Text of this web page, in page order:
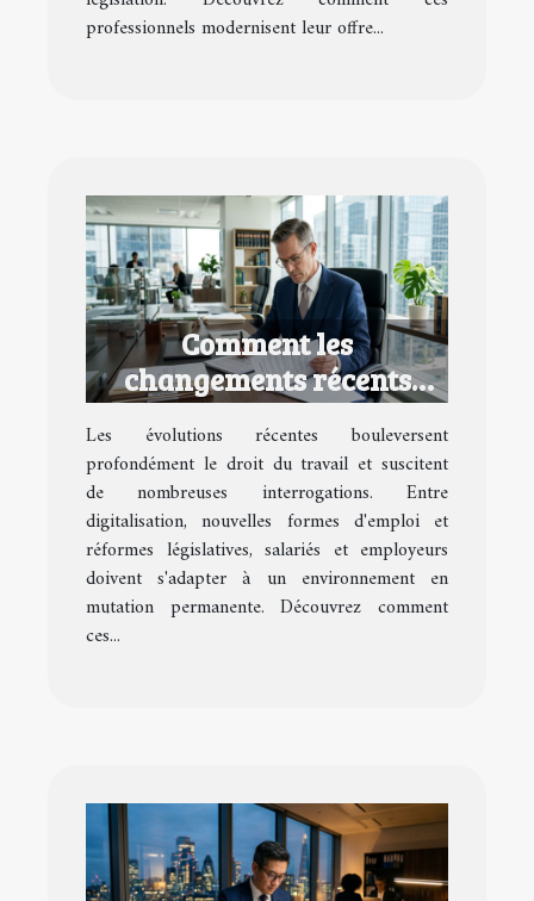
professionnels modernisent leur offre...
Comment les
changements récents
impactent-ils le droit du
travail ?
Les évolutions récentes bouleversent
profondément le droit du travail et suscitent
de nombreuses interrogations. Entre
digitalisation, nouvelles formes d'emploi et
réformes législatives, salariés et employeurs
doivent s'adapter à un environnement en
mutation permanente. Découvrez comment
ces...